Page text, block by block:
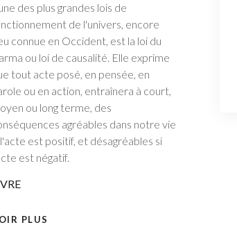
des plus grandes lois de
de l'univers, encore
connue en Occident, est la loi du
ou loi de causalité. Elle exprime
tout acte posé, en pensée, en
ou en action, entraînera à court,
ou long terme, des
agréables dans notre vie
est positif, et désagréables si
est négatif.
PLUS